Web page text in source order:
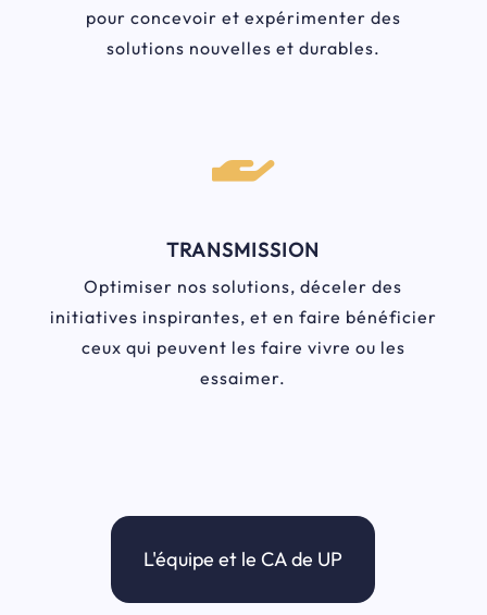
pour concevoir et expérimenter des
solutions nouvelles et durables.

TRANSMISSION
Optimiser nos solutions, déceler des
initiatives inspirantes, et en faire bénéficier
ceux qui peuvent les faire vivre ou les
essaimer.
L'équipe et le CA de UP